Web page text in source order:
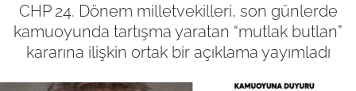
CHP 24. Dönem milletvekilleri, son günlerde
kamuoyunda tartışma yaratan “mutlak butlan”
kararına ilişkin ortak bir açıklama yayımladı
GÜNDEM